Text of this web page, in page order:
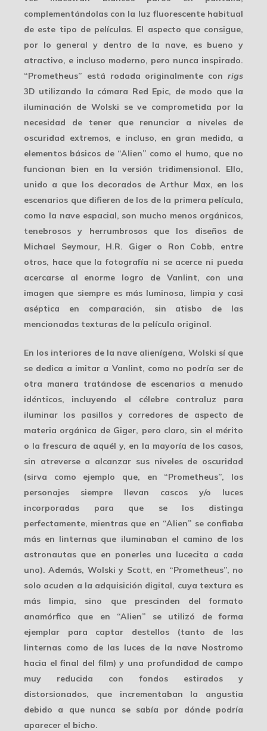
complementándolas con la luz fluorescente habitual
de este tipo de películas. El aspecto que consigue,
por lo general y dentro de la nave, es bueno y
atractivo, e incluso moderno, pero nunca inspirado.
“Prometheus” está rodada originalmente con rigs
3D utilizando la cámara Red Epic, de modo que la
iluminación de Wolski se ve comprometida por la
necesidad de tener que renunciar a niveles de
oscuridad extremos, e incluso, en gran medida, a
elementos básicos de “Alien” como el humo, que no
funcionan bien en la versión tridimensional. Ello,
unido a que los decorados de Arthur Max, en los
escenarios que difieren de los de la primera película,
como la nave espacial, son mucho menos orgánicos,
tenebrosos y herrumbrosos que los diseños de
Michael Seymour, H.R. Gigero Ron Cobb, entre
otros, hace que la fotografía ni se acerce ni pueda
acercarse al enorme logro de Vanlint, con una
imagen que siempre es más luminosa, limpia y casi
aséptica en comparación, sin atisbo de las
mencionadas texturas de la película original.
En los interiores de la nave alienígena, Wolski sí que
se dedica a imitara Vanlint, como no podría ser de
otra manera tratándose de escenarios a menudo
idénticos, incluyendo el célebre contraluz para
iluminar los pasillos y corredores de aspecto de
materia orgánica de Giger, pero claro, sin el mérito
o la frescura de aquél y, en la mayoría de los casos,
sin atreverse a alcanzar sus niveles de oscuridad
(sirva como ejemplo que, en “Prometheus”, los
personajes siempre llevan cascos y/o luces
incorporadas para que se los distinga
perfectamente, mientras que en “Alien” se confiaba
más en linternas que iluminaban el camino de los
astronautas que en ponerles una lucecita a cada
uno). Además, Wolski y Scott, en “Prometheus”, no
solo acuden a la adquisición digital, cuya textura es
más limpia, sino que prescinden del formato
anamórfico que en “Alien” se utilizó de forma
ejemplar para captar destellos (tanto de las
linternas como de las luces de la nave Nostromo
hacia el final del film) y una profundidad de campo
muy reducida con fondos estirados y
distorsionados, que incrementaban la angustia
debido a que nunca se sabía por dónde podría
aparecer el bicho.